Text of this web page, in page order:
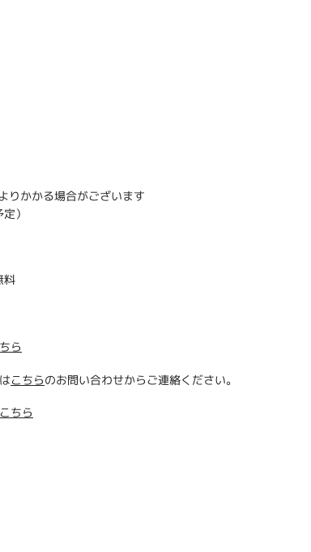
りかかる場合がございます
）
料
ら
こちらのお問い合わせからご連絡ください。
こちら